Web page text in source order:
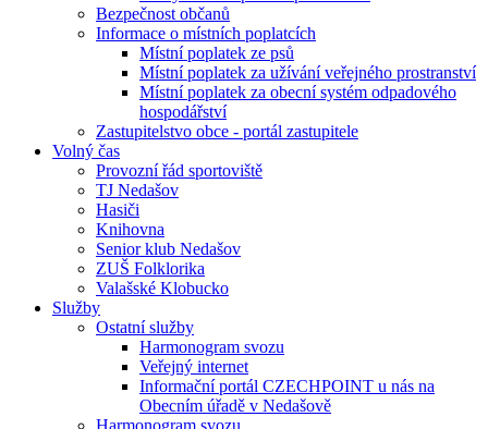
Bezpečnost občanů
Informace o místních poplatcích
Místní poplatek ze psů
Místní poplatek za užívání veřejného prostranství
Místní poplatek za obecní systém odpadového
hospodářství
Zastupitelstvo obce - portál zastupitele
Volný čas
Provozní řád sportoviště
TJ Nedašov
Hasiči
Knihovna
Senior klub Nedašov
ZUŠ Folklorika
Valašské Klobucko
Služby
Ostatní služby
Harmonogram svozu
Veřejný internet
Informační portál CZECHPOINT u nás na
Obecním úřadě v Nedašově
Harmonogram svozu